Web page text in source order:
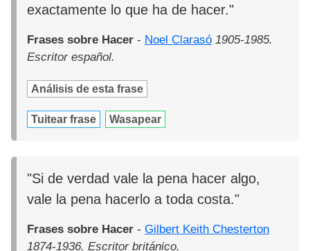
exactamente lo que ha de hacer."
Frases sobre Hacer - Noel Clarasó 1905-1985.
Escritor español.
Análisis de esta frase
Tuitear frase Wasapear
"Si de verdad vale la pena hacer algo,
vale la pena hacerlo a toda costa."
Frases sobre Hacer -Gilbert Keith Chesterton
1874-1936. Escritor británico.